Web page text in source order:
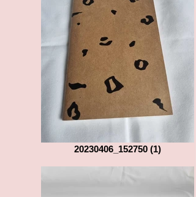
20230406_152750 (1)